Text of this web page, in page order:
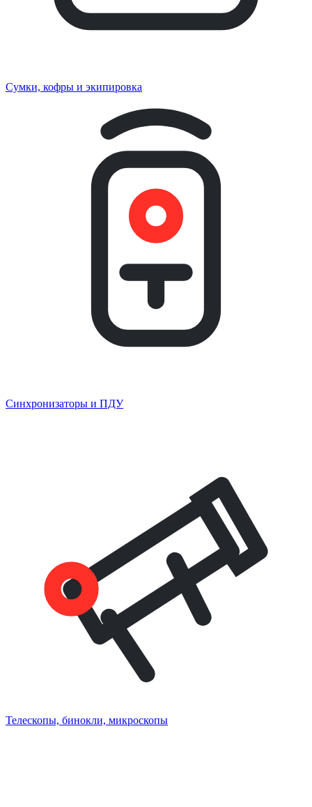
Сумки, кофры и экипировка
Синхронизаторы и ПДУ
Телескопы, бинокли, микроскопы